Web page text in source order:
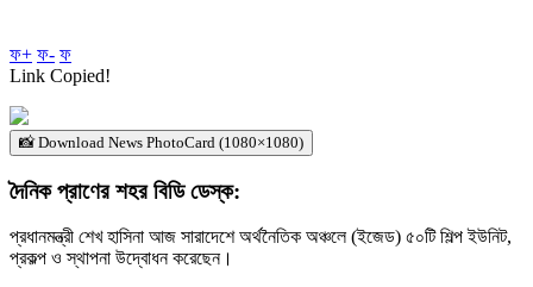
ফ+ ফ- ফ
Link Copied!
📸 Download News PhotoCard (1080×1080)
দৈনিক প্রাণের শহর বিডি ডেস্ক:
প্রধানমন্ত্রী শেখ হাসিনা আজ সারাদেশে অর্থনৈতিক অঞ্চলে (ইজেড) ৫০টি শিল্প ইউনিট,
প্রকল্প ও স্থাপনা উদ্বোধন করেছেন।